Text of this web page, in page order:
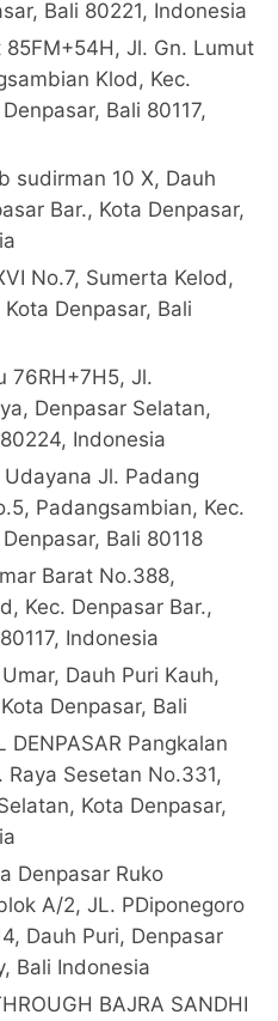
Bali 80221, Indonesia
Jl. Gn. Lumut
Klod, Kec.
Bali 80117,
sudirman 10 X, Dauh
Bar., Kota Denpasar,
No.7, Sumerta Kelod,
Denpasar, Bali
76RH+7H5, Jl.
Denpasar Selatan,
Indonesia
Jl. Padang
Padangsambian, Kec.
Bali 80118
Barat No.388,
Kec. Denpasar Bar.,
Indonesia
Dauh Puri Kauh,
Denpasar, Bali
DENPASAR Pangkalan
Raya Sesetan No.331,
Kota Denpasar,
Denpasar Ruko
A/2, JL. PDiponegoro
Dauh Puri, Denpasar
Bali Indonesia
BAJRA SANDHI